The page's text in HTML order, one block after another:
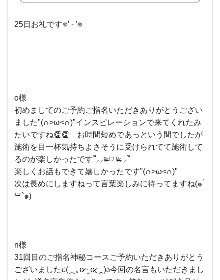
25日お礼です𖦹‎' ‐ '𖦹‎‎
o様
初めましてのご予約ご指名いただきありがとうござい
ました"(∩>ω<∩)"インスピレーションで来てくれたみ
たいですね👏👏 お時間短めであっという間でしたが
施術を目一杯気持ちよさそうに受けられてて施術して
るのが楽しかったです՞⸝⸝ᵒ̴̶̷ 𓈞 ᵒ̴̶̷⸝⸝՞
楽しくお話もできて嬉しかったです"(∩>ω<∩)"
次は長めにしますねって言葉楽しみに待ってますね(๑ ́
ᄇ`๑)
n様
31回目のご指名神秘コースご予約いただきありがとう
ございました‎૮(⁔｡o̶̶̷ ·̫ o̶̶̷｡⁔)ა今回の名言もいただきまし